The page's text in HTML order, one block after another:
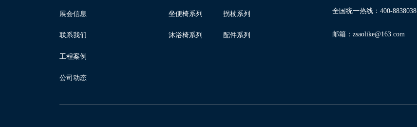
展会信息
联系我们
工程案例
公司动态
坐便椅系列
沐浴椅系列
拐杖系列
配件系列
全国统一热线：400-8838038
邮箱： zsaolike@163.com